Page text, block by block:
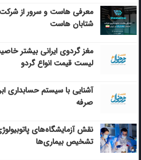
معرفی هاست و سرور از
شتابان هاست
مغز گردوی ایرانی بیشتر
لیست قیمت انواع گردو
آشنایی با سیستم حسابداری
صرفه
نقش آزمایشگاه‌های
تشخیص بیماری‌ها